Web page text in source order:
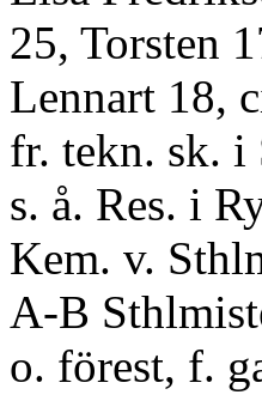
25, Torsten
Lennart 18,
fr. tekn. sk. i
s. å. Res. i
Kem. v.
A-B
o. förest, f.